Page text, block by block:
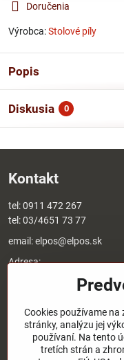
Doručenia
Výrobca:Stolové píly
Popis
Diskusia 0
Kontakt
tel:0911 472 267
tel:03/4651 73 77
email:elpos@elpos.sk
Adresa:
Štefánikova 1470/50c
Otváracie hodiny:
8:00 - 17:00 pondelok -
8:00 - 12:00 sobota
Nedeľa - zatvorené
Cookies používame na
stránky, analýzu jej
používaní. Na tento
tretích strán a